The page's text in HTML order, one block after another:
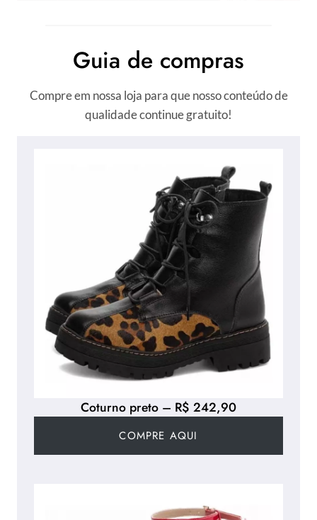
Guia de compras
Compre em nossa loja para que nosso conteúdo de
qualidade continue gratuito!
Coturno preto – R$ 242,90
COMPRE AQUI